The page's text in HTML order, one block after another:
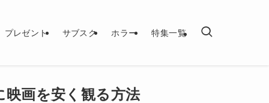
プレゼント サブスク ホラー 特集一覧
映画を安く観る方法